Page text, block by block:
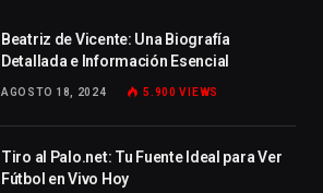
Beatriz de Vicente: Una Biografía
Detallada e Información Esencial
AGOSTO 18, 2024 5.900VIEWS
Tiro al Palo.net: Tu Fuente Ideal para Ver
Fútbol en Vivo Hoy